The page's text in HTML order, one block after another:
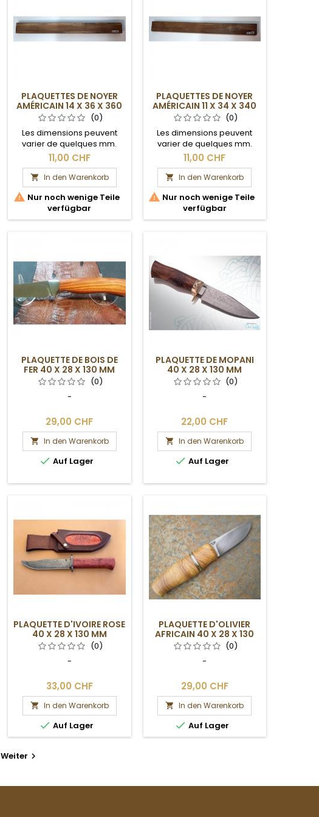
PLAQUETTES DE NOYER
AMÉRICAIN 14 X 36 X 360
MM
(0)
Les dimensions peuvent
varier de quelques mm.
Section brute.
11,00 CHF
 In den Warenkorb
 Nur noch wenige Teile
verfügbar
PLAQUETTES DE NOYER
AMÉRICAIN 11 X 34 X 340
MM
(0)
Les dimensions peuvent
varier de quelques mm.
Section brute.
11,00 CHF
 In den Warenkorb
 Nur noch wenige Teile
verfügbar
PLAQUETTE DE BOIS DE
FER 40 X 28 X 130 MM
(0)
-
29,00 CHF
 In den Warenkorb
 Auf Lager
PLAQUETTE DE MOPANI
40 X 28 X 130 MM
(0)
-
22,00 CHF
 In den Warenkorb
 Auf Lager
PLAQUETTE D'IVOIRE ROSE
40 X 28 X 130 MM
(0)
-
33,00 CHF
 In den Warenkorb
 Auf Lager
PLAQUETTE D'OLIVIER
AFRICAIN 40 X 28 X 130
MM
(0)
-
29,00 CHF
 In den Warenkorb
 Auf Lager
Weiter 